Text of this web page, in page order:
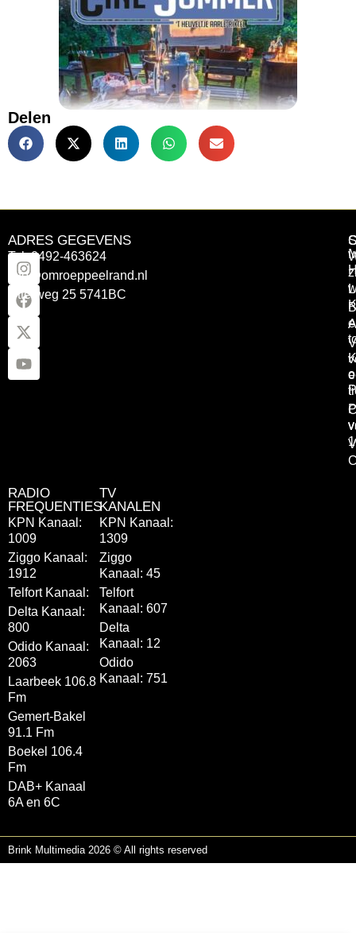
Delen
ADRES GEGEVENS
Tel: 0492-463624
info@omroeppeelrand.nl
Otterweg 25 5741BC
RADIO
FREQUENTIES
KPN Kanaal:
1009
Ziggo Kanaal:
1912
Telfort Kanaal:
Delta Kanaal:
800
Odido Kanaal:
2063
Laarbeek 106.8
Fm
Gemert-Bakel
91.1 Fm
Boekel 106.4
Fm
DAB+ Kanaal
6A en 6C
TV
KANALEN
KPN Kanaal:
1309
Ziggo
Kanaal: 45
Telfort
Kanaal: 607
Delta
Kanaal: 12
Odido
Kanaal: 751
Brink Multimedia 2026 © All rights reserved